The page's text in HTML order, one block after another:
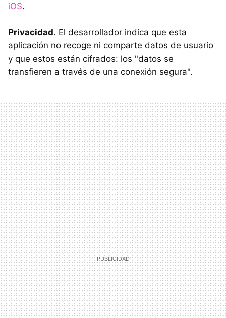
iOS.
Privacidad. El desarrollador indica que esta
aplicación no recoge ni comparte datos de usuario
y que estos están cifrados: los "datos se
transfieren a través de una conexión segura".